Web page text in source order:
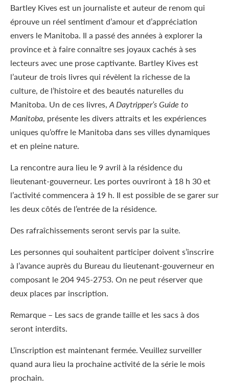
Bartley Kives est un journaliste et auteur de renom qui
éprouve un réel sentiment d’amour et d’appréciation
envers le Manitoba. Il a passé des années à explorer la
province et à faire connaître ses joyaux cachés à ses
lecteurs avec une prose captivante. Bartley Kives est
l’auteur de trois livres qui révèlent la richesse de la
culture, de l’histoire et des beautés naturelles du
Manitoba. Un de ces livres, A Daytripper’s Guide to
Manitoba, présente les divers attraits et les expériences
uniques qu’offre le Manitoba dans ses villes dynamiques
et en pleine nature.
La rencontre aura lieu le 9 avril à la résidence du
lieutenant-gouverneur. Les portes ouvriront à 18 h 30 et
l’activité commencera à 19 h. Il est possible de se garer sur
les deux côtés de l’entrée de la résidence.
Des rafraîchissements seront servis par la suite.
Les personnes qui souhaitent participer doivent s’inscrire
à l’avance auprès du Bureau du lieutenant-gouverneur en
composant le 204 945-2753. On ne peut réserver que
deux places par inscription.
Remarque – Les sacs de grande taille et les sacs à dos
seront interdits.
L’inscription est maintenant fermée. Veuillez surveiller
quand aura lieu la prochaine activité de la série le mois
prochain.